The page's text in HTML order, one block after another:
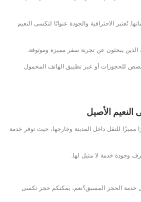
تُعتبر الاحترافية والجودة عنوانًا لتكسى النعيم
الذين يبحثون عن تجربة سفر مميزة وموثوقة.
للحجوزات أو عبر تطبيق الهاتف المحمول
الأصيل
مميزًا للنقل داخل المدينة وخارجها، حيث توفر خدمة
وجودة خدمة لا مثيل لها.
خدمة الحجز المسبق؟نعم، يمكنكم حجز تكسى